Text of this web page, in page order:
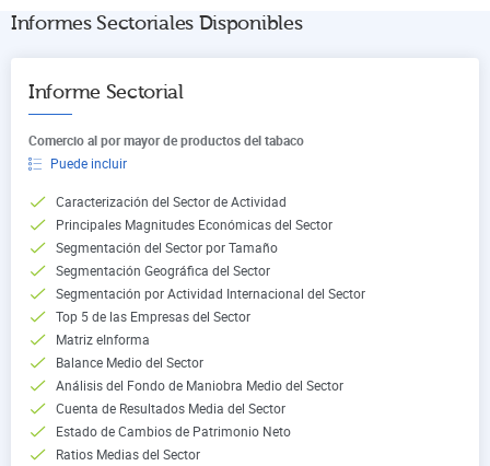
Informes Sectoriales Disponibles
Informe Sectorial
Comercio al por mayor de productos del tabaco
Puede incluir
Caracterización del Sector de Actividad
Principales Magnitudes Económicas del Sector
Segmentación del Sector por Tamaño
Segmentación Geográfica del Sector
Segmentación por Actividad Internacional del Sector
Top 5 de las Empresas del Sector
Matriz eInforma
Balance Medio del Sector
Análisis del Fondo de Maniobra Medio del Sector
Cuenta de Resultados Media del Sector
Estado de Cambios de Patrimonio Neto
Ratios Medias del Sector